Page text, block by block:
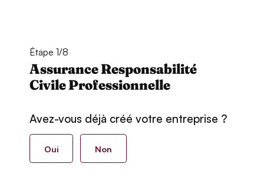
Étape 1/8
Assurance Responsabilité
Civile Professionnelle
Avez-vous déjà créé votre entreprise ?
Oui Non